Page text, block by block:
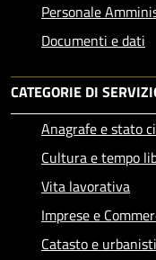
Personale
Documenti e dati
CATEGORIE DI
Anagrafe e stato
Cultura e tempo
Vita lavorativa
Imprese e
Catasto e